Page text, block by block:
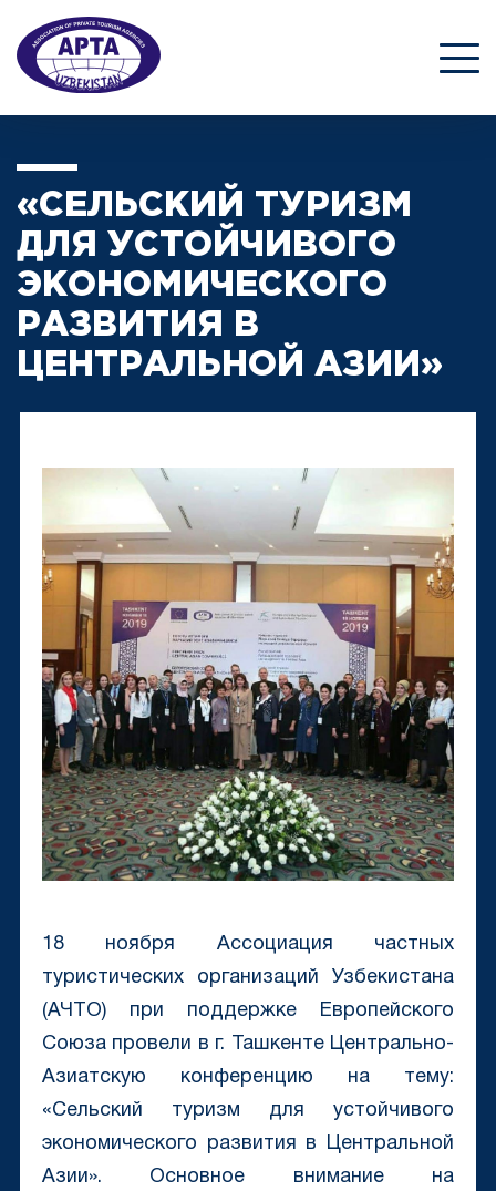
«СЕЛЬСКИЙ ТУРИЗМ
ДЛЯ УСТОЙЧИВОГО
ЭКОНОМИЧЕСКОГО
РАЗВИТИЯ В
ЦЕНТРАЛЬНОЙ АЗИИ»
18 ноября Ассоциация частных
туристических организаций Узбекистана
(АЧТО) при поддержке Европейского
Союза провели в г. Ташкенте Центрально-
Азиатскую конференцию на тему:
«Сельский туризм для устойчивого
экономического развития в Центральной
Азии». Основное внимание на